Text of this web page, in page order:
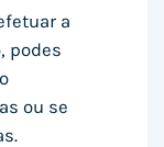
a
podes
ou se